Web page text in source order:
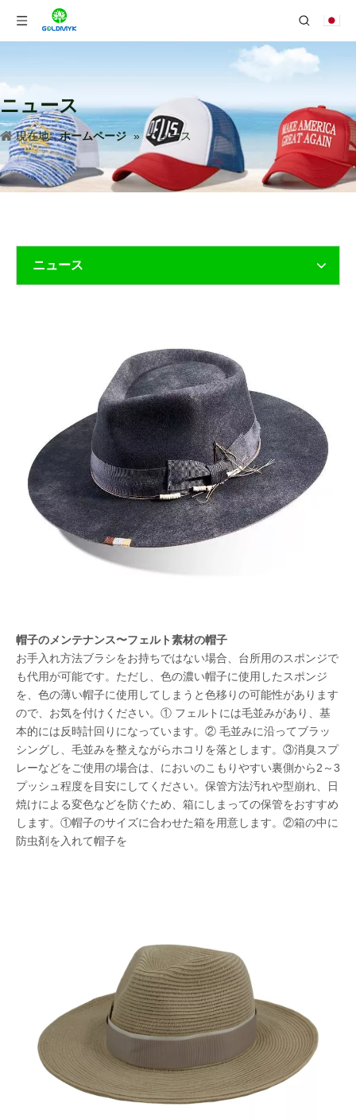
ニュース
現在地: ホームページ » ニュース
ニュース
帽子のメンテナンス〜フェルト素材の帽子
お手入れ方法ブラシをお持ちではない場合、台所用のスポンジで
も代用が可能です。ただし、色の濃い帽子に使用したスポンジ
を、色の薄い帽子に使用してしまうと色移りの可能性があります
ので、お気を付けください。① フェルトには毛並みがあり、基
本的には反時計回りになっています。② 毛並みに沿ってブラッ
シングし、毛並みを整えながらホコリを落とします。③消臭スプ
レーなどをご使用の場合は、においのこもりやすい裏側から2～3
プッシュ程度を目安にしてください。保管方法汚れや型崩れ、日
焼けによる変色などを防ぐため、箱にしまっての保管をおすすめ
します。①帽子のサイズに合わせた箱を用意します。②箱の中に
防虫剤を入れて帽子を